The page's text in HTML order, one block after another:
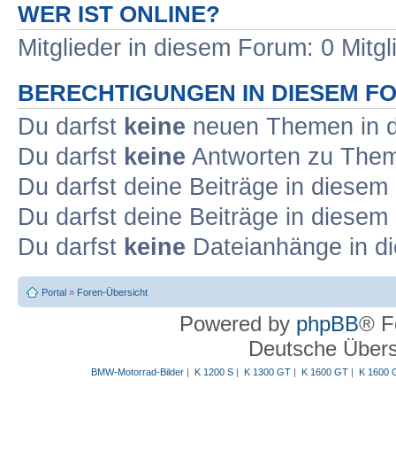
WER IST ONLINE?
Mitglieder in diesem Forum: 0
BERECHTIGUNGEN IN DIESEM
Du darfst keine neuen Themen in
Du darfst keine Antworten zu
Du darfst deine Beiträge in
Du darfst deine Beiträge in
Du darfst keine Dateianhänge in
Portal » Foren-Übersicht
Powered by phpBB®
Deutsche
BMW-Motorrad-Bilder| K 1200 S| K 1300 GT| K 1600 GT| K 1600